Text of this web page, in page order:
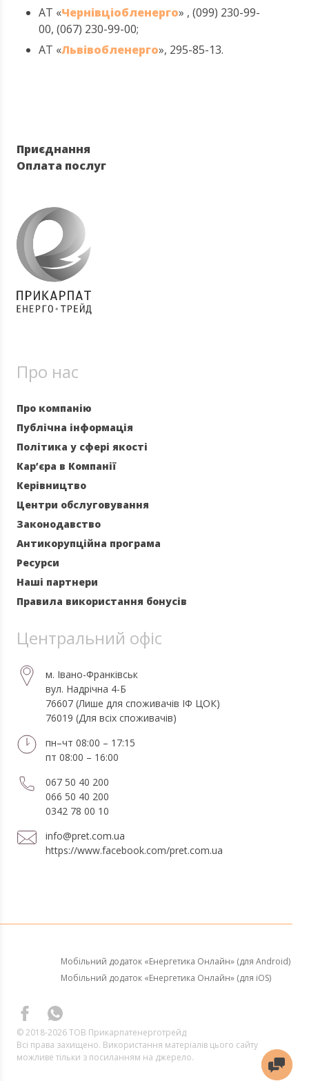
АТ «Чернівціобленерго» , (099) 230-99-
00, (067) 230-99-00;
АТ «Львівобленерго», 295-85-13.
Приєднання
Оплата послуг
Про нас
Про компанію
Публічна інформація
Політика у сфері якості
Кар’єра в Компанії
Керівництво
Центри обслуговування
Законодавство
Антикорупційна програма
Ресурси
Наші партнери
Правила використання бонусів
Центральний офіс
м. Івано-Франківськ
вул. Надрічна 4-Б
76607 (Лише для споживачів ІФ ЦОК)
76019 (Для всіх споживачів)
пн–чт 08:00 – 17:15
пт 08:00 – 16:00
067 50 40 200
066 50 40 200
0342 78 00 10
info@pret.com.ua
https://www.facebook.com/pret.com.ua
Мобільний додаток «Енергетика Онлайн» (для Android)
Мобільний додаток «Енергетика Онлайн» (для iOS)
© 2018-2026 ТОВ Прикарпатенерготрейд
Всі права захищено. Використання матеріалів цього сайту
можливе тільки з посиланням на джерело.